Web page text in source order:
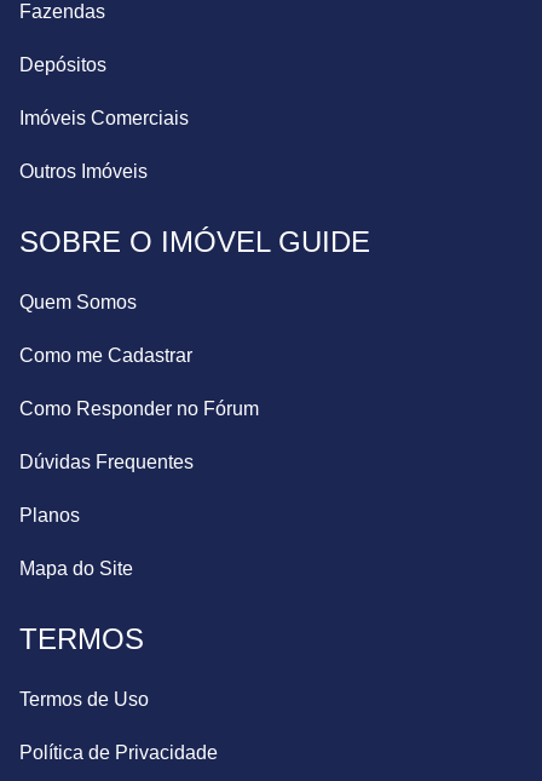
Fazendas
Depósitos
Imóveis Comerciais
Outros Imóveis
SOBRE O IMÓVEL GUIDE
Quem Somos
Como me Cadastrar
Como Responder no Fórum
Dúvidas Frequentes
Planos
Mapa do Site
TERMOS
Termos de Uso
Política de Privacidade